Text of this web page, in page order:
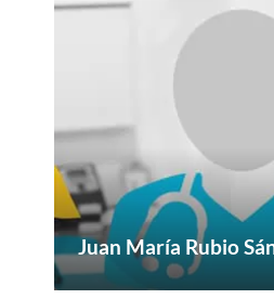
Juan María Rubio